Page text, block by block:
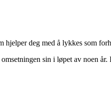
deg med å lykkes som
sin i løpet av noen